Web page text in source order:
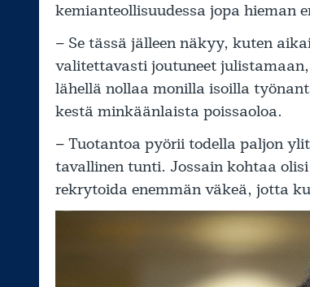
kemianteollisuudessa jopa hieman
– Se tässä jälleen näkyy, kuten
valitettavasti joutuneet
lähellä nollaa monilla isoilla
kestä minkäänlaista poissaoloa.
– Tuotantoa pyörii todella paljon
tavallinen tunti. Jossain kohtaa
rekrytoida enemmän väkeä, jotta